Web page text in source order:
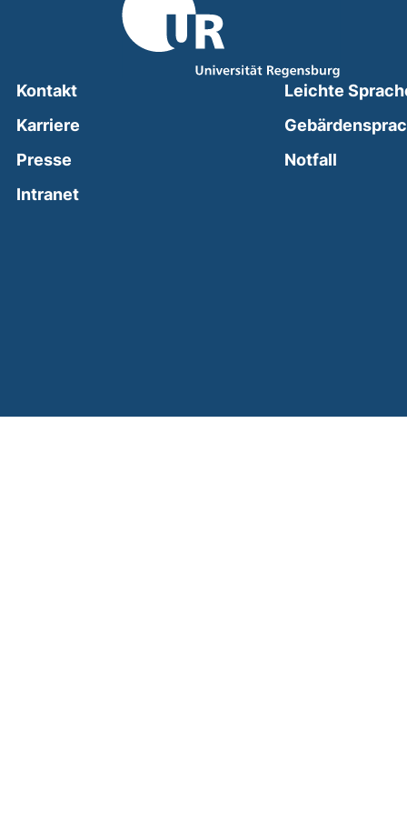
Kontakt
Karriere
Presse
Intranet(external link, opens in a new window)
Leichte
Notfall